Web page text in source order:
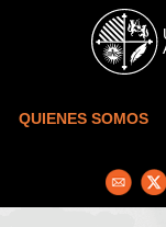
Skip to main content
QUIENES SOMOS